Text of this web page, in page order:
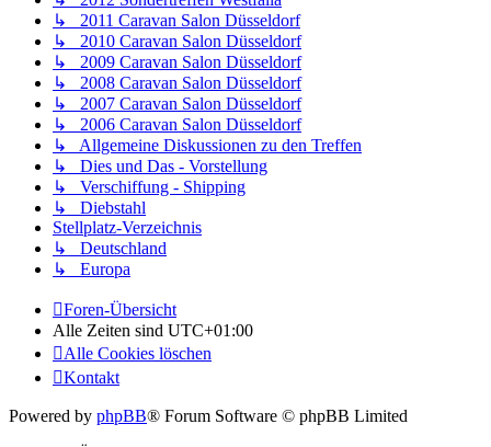
↳ 2011 Caravan Salon Düsseldorf
↳ 2010 Caravan Salon Düsseldorf
↳ 2009 Caravan Salon Düsseldorf
↳ 2008 Caravan Salon Düsseldorf
↳ 2007 Caravan Salon Düsseldorf
↳ 2006 Caravan Salon Düsseldorf
↳ Allgemeine Diskussionen zu den Treffen
↳ Dies und Das - Vorstellung
↳ Verschiffung - Shipping
↳ Diebstahl
Stellplatz-Verzeichnis
↳ Deutschland
↳ Europa
Foren-Übersicht
Alle Zeiten sind UTC+01:00
Alle Cookies löschen
Kontakt
Powered by phpBB® Forum Software © phpBB Limited